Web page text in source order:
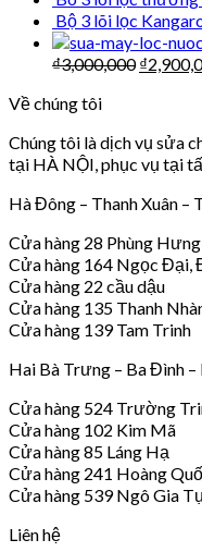
Bộ 3 lõi lọc
₫3,000,000 ₫
Về chúng tôi
Chúng tôi là dịch vụ sửa
tại HÀ NỘI, phục vụ tại
Hà Đông – Thanh Xuân –
Cửa hàng 28 Phùng
Cửa hàng 164 Ngọc Đại,
Cửa hàng 22 cầu dậu
Cửa hàng 135 Thanh
Cửa hàng 139 Tam Trinh
Hai Bà Trưng – Ba Đình
Cửa hàng 524 Trường
Cửa hàng 102 Kim Mã
Cửa hàng 85 Láng Hạ
Cửa hàng 241 Hoàng
Cửa hàng 539 Ngô Gia
Liên hệ